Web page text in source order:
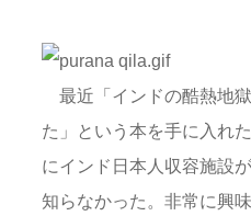
最近「インドの酷熱地
た」という本を手に入れ
にインド日本人収容施設
知らなかった。非常に興